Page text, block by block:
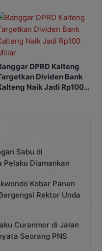
DPRD Kalteng
Dividen Bank
Naik Jadi Rp100
Sabu di
Pelaku Diamankan
Kobar Panen
Rektor Unda
Curanmor di Jalan
Seorang PNS